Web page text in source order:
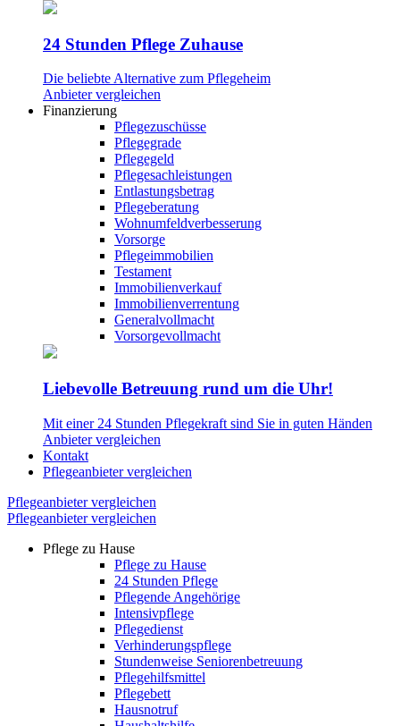
24 Stunden Pflege Zuhause
Die beliebte Alternative zum Pflegeheim
Anbieter vergleichen
Finanzierung
Pflegezuschüsse
Pflegegrade
Pflegegeld
Pflegesachleistungen
Entlastungsbetrag
Pflegeberatung
Wohnumfeldverbesserung
Vorsorge
Pflegeimmobilien
Testament
Immobilienverkauf
Immobilienverrentung
Generalvollmacht
Vorsorgevollmacht
Liebevolle Betreuung rund um die Uhr!
Mit einer 24 Stunden Pflegekraft sind Sie in guten Händen
Anbieter vergleichen
Kontakt
Pflegeanbieter vergleichen
Pflegeanbieter vergleichen
Pflegeanbieter vergleichen
Pflege zu Hause
Pflege zu Hause
24 Stunden Pflege
Pflegende Angehörige
Intensivpflege
Pflegedienst
Verhinderungspflege
Stundenweise Seniorenbetreuung
Pflegehilfsmittel
Pflegebett
Hausnotruf